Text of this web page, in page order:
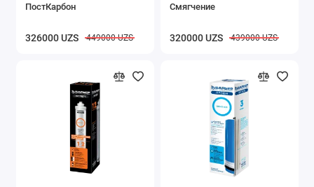
ПостКарбон
326000 UZS 449000 UZS
Смягчение
320000 UZS 439000 UZS